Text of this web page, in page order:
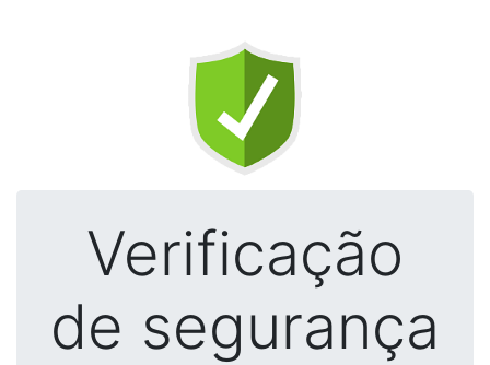
Verificação
de segurança